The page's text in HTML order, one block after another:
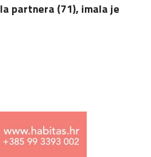
partnera (71), imala je